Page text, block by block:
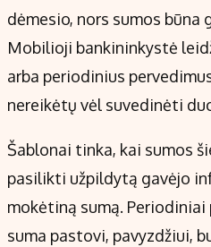
dėmesio, nors sumos būna
Mobilioji bankininkystė
arba periodinius
nereikėtų vėl suvedinėti
Šablonai tinka, kai sumos
pasilikti užpildytą gavėjo
mokėtiną sumą.
suma pastovi, pavyzdžiui,